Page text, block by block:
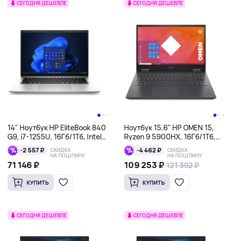
СЕГОДНЯ ДЕШЕВЛЕ
14" Ноутбук HP EliteBook 840
G9, i7-1255U, 16Гб/1Тб, Intel
Iris Xe, серебристый
-2 557 ₽ СКИДКА
НА ПОШЛИНУ
71 146 ₽
КУПИТЬ
СЕГОДНЯ ДЕШЕВЛЕ
Ноутбук 15,6" HP OMEN 15,
Ryzen 9 5900HX, 16Гб/1Тб,
RTX 3070 8Гб, черный
-4 462 ₽ СКИДКА
НА ПОШЛИНУ
109 253 ₽ 121 392 ₽
КУПИТЬ
СЕГОДНЯ ДЕШЕВЛЕ СЕГОДНЯ ДЕШЕВЛЕ